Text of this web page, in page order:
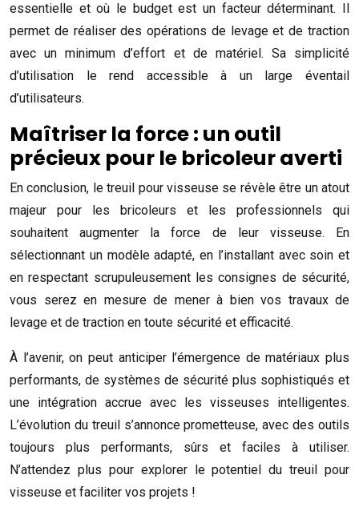
essentielle et où le budget est un facteur déterminant. Il
permet de réaliser des opérations de levage et de traction
avec un minimum d’effort et de matériel. Sa simplicité
d’utilisation le rend accessible à un large éventail
d’utilisateurs.
Maîtriser la force : un outil
précieux pour le bricoleur averti
En conclusion, le treuil pour visseuse se révèle être un atout
majeur pour les bricoleurs et les professionnels qui
souhaitent augmenter la force de leur visseuse. En
sélectionnant un modèle adapté, en l’installant avec soin et
en respectant scrupuleusement les consignes de sécurité,
vous serez en mesure de mener à bien vos travaux de
levage et de traction en toute sécurité et efficacité.
À l’avenir, on peut anticiper l’émergence de matériaux plus
performants, de systèmes de sécurité plus sophistiqués et
une intégration accrue avec les visseuses intelligentes.
L’évolution du treuil s’annonce prometteuse, avec des outils
toujours plus performants, sûrs et faciles à utiliser.
N’attendez plus pour explorer le potentiel du treuil pour
visseuse et faciliter vos projets !